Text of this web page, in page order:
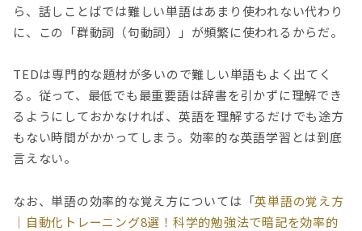
ら、話しことばでは難しい単語はあまり使われない代わり
に、この「群動詞（句動詞）」が頻繁に使われるからだ。
TEDは専門的な題材が多いので難しい単語もよく出てく
る。従って、最低でも最重要語は辞書を引かずに理解でき
るようにしておかなければ、英語を理解するだけでも途方
もない時間がかかってしまう。効率的な英語学習とは到底
言えない。
なお、単語の効率的な覚え方については「英単語の覚え方
｜自動化トレーニング8選！科学的勉強法で暗記を効率的